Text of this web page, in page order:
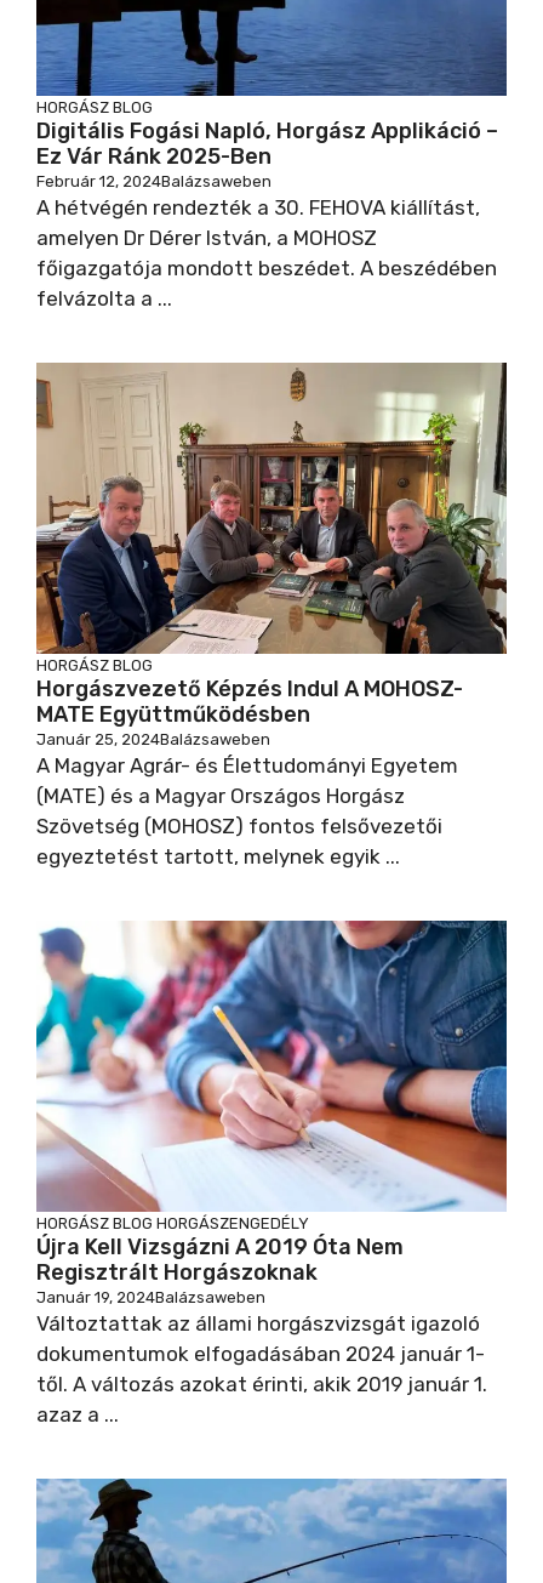
HORGÁSZ BLOG
Digitális Fogási Napló, Horgász Applikáció –
Ez Vár Ránk 2025-Ben
Február 12, 2024Balázsaweben
A hétvégén rendezték a 30. FEHOVA kiállítást,
amelyen Dr Dérer István, a MOHOSZ
főigazgatója mondott beszédet. A beszédében
felvázolta a ...
HORGÁSZ BLOG
Horgászvezető Képzés Indul A MOHOSZ-
MATE Együttműködésben
Január 25, 2024Balázsaweben
A Magyar Agrár- és Élettudományi Egyetem
(MATE) és a Magyar Országos Horgász
Szövetség (MOHOSZ) fontos felsővezetői
egyeztetést tartott, melynek egyik ...
HORGÁSZ BLOG HORGÁSZENGEDÉLY
Újra Kell Vizsgázni A 2019 Óta Nem
Regisztrált Horgászoknak
Január 19, 2024Balázsaweben
Változtattak az állami horgászvizsgát igazoló
dokumentumok elfogadásában 2024 január 1-
től. A változás azokat érinti, akik 2019 január 1.
azaz a ...